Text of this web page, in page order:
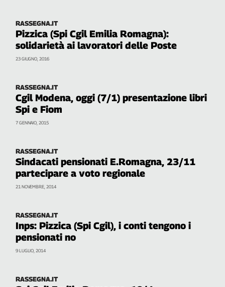
Fp
Nidil
Slc
Spi
Caaf
Speciali
G8
Genova,
della
ragione
anni
Cgil
Collettiva
Academy
Play
RASSEGNA.IT
Pizzica (Spi Cgil Emilia Romagna):
solidarietà ai lavoratori delle Poste
23 GIUGNO, 2016
RASSEGNA.IT
Cgil Modena, oggi (7/1) presentazione libri
Spi e Fiom
7 GENNAIO, 2015
RASSEGNA.IT
Sindacati pensionati E.Romagna, 23/11
partecipare a voto regionale
21 NOVEMBRE, 2014
RASSEGNA.IT
Inps: Pizzica (Spi Cgil), i conti tengono i
pensionati no
9 LUGLIO, 2014
RASSEGNA.IT